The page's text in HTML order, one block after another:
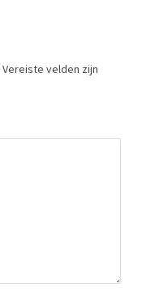
Vereiste velden zijn